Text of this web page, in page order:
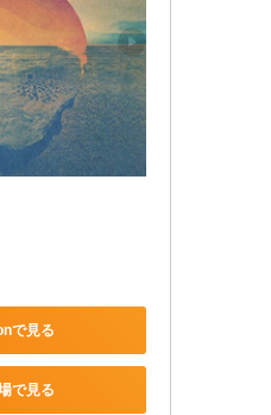
で見る
で見る